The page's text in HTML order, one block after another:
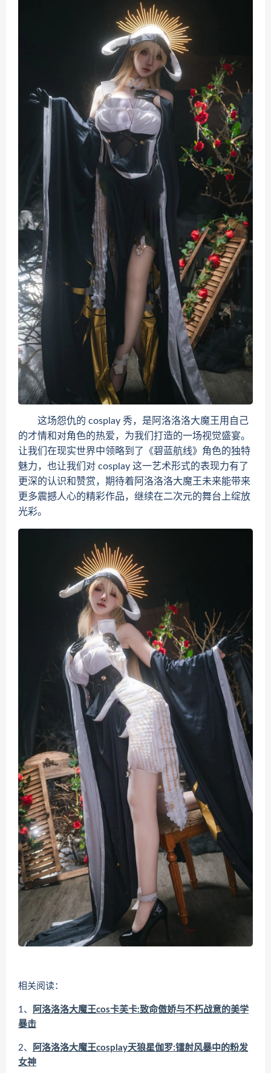
这场怨仇的 cosplay 秀，是阿洛洛洛大魔王用自己
的才情和对角色的热爱，为我们打造的一场视觉盛宴。
让我们在现实世界中领略到了《碧蓝航线》角色的独特
魅力，也让我们对 cosplay 这一艺术形式的表现力有了
更深的认识和赞赏，期待着阿洛洛洛大魔王未来能带来
更多震撼人心的精彩作品，继续在二次元的舞台上绽放
光彩。
相关阅读：
1、
阿洛洛洛大魔王cos卡芙卡:致命傲娇与不朽战意的美学
暴击
2、
阿洛洛洛大魔王cosplay天狼星伽罗:镭射风暴中的粉发
女神